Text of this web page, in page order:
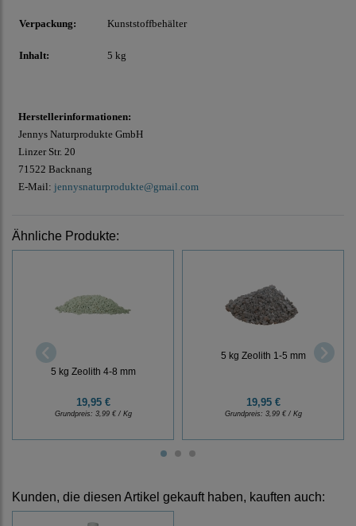
Verpackung: Kunststoffbehälter
Inhalt: 5 kg
Herstellerinformationen:
Jennys Naturprodukte GmbH
Linzer Str. 20
71522 Backnang
E-Mail: jennysnaturprodukte@gmail.com
Ähnliche Produkte:
5 kg Zeolith 4-8 mm
19,95 €
Grundpreis: 3,99 € / Kg
5 kg Zeolith 1-5 mm
19,95 €
Grundpreis: 3,99 € / Kg
Kunden, die diesen Artikel gekauft haben, kauften auch: